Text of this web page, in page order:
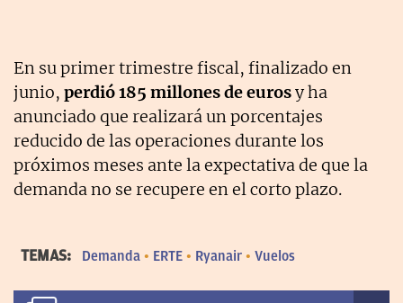
En su primer trimestre fiscal, finalizado en
junio, perdió 185 millones de eurosy ha
anunciado que realizará un porcentajes
reducido de las operaciones durante los
próximos meses ante la expectativa de que la
demanda no se recupere en el corto plazo.
TEMAS: Demanda ERTE Ryanair Vuelos